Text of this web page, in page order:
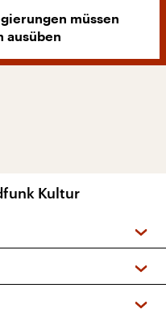
müssen
ausüben
Kultur